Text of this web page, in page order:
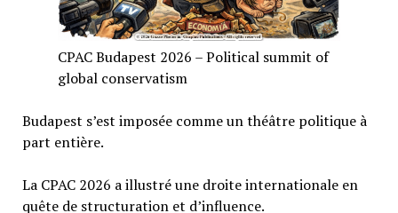
CPAC Budapest 2026 – Political summit of
global conservatism
Budapest s’est imposée comme un théâtre politique à
part entière.
La CPAC 2026 a illustré une droite internationale en
quête de structuration et d’influence.